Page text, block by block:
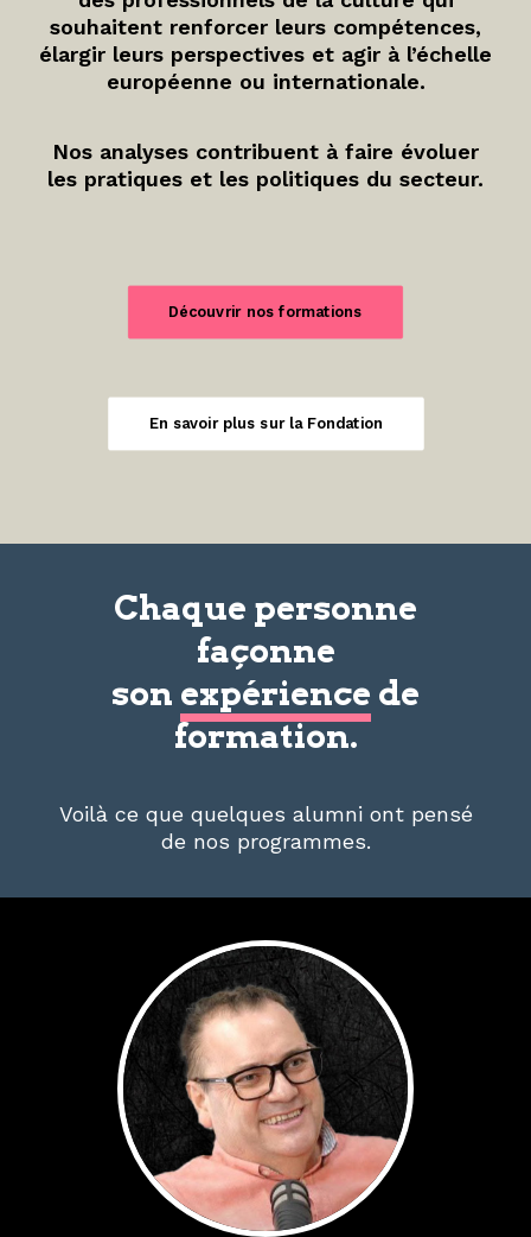
souhaitent renforcer leurs compétences,
élargir leurs perspectives et agir à l’échelle
européenne ou internationale.
Nos analyses contribuent à faire évoluer
les pratiques et les politiques du secteur.
Découvrir nos formations
En savoir plus sur la Fondation
Chaque personne
façonne
son expérience de
formation.
Voilà ce que quelques alumni ont pensé
de nos programmes.